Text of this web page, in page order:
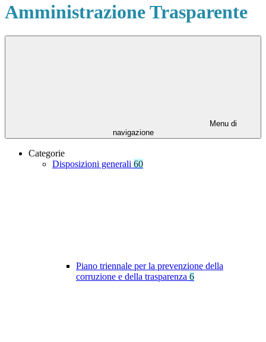
Amministrazione Trasparente
Menu di
navigazione
Categorie
Disposizioni generali 60
Piano triennale per la prevenzione della
corruzione e della trasparenza 6